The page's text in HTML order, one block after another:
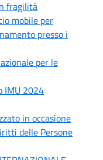
fragilità
mobile per
presso i
per le
IMU 2024
in occasione
delle Persone